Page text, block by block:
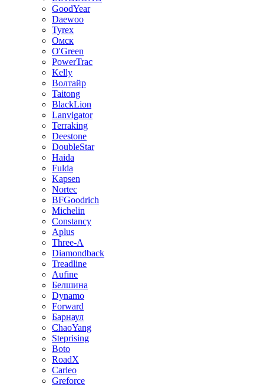
GoodYear
Daewoo
Tyrex
Омск
O'Green
PowerTrac
Kelly
Волтайр
Taitong
BlackLion
Lanvigator
Terraking
Deestone
DoubleStar
Haida
Fulda
Kapsen
Nortec
BFGoodrich
Michelin
Constancy
Aplus
Three-A
Diamondback
Treadline
Aufine
Белшина
Dynamo
Forward
Барнаул
ChaoYang
Steprising
Boto
RoadX
Carleo
Greforce